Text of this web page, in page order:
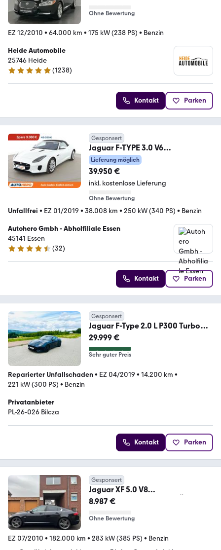
Ohne Bewertung
EZ 12/2010 • 64.000 km • 175 kW (238 PS) • Benzin
Heide Automobile
25746 Heide
4.9 Sterne
(1238)
Kontakt Parken
Gesponsert
Jaguar F-TYPE 3.0 V6
Aut.*NAVI*XENON*CAM*PDC*SH
Z*
Lieferung möglich
39.950 €
inkl. kostenlose Lieferung
Ohne Bewertung
Unfallfrei • EZ 01/2019 • 38.008 km • 250 kW (340 PS) • Benzin
Autohero Gmbh - Abholfiliale Essen
45141 Essen
4.7 Sterne
(32)
Kontakt Parken
Gesponsert
Jaguar F-Type 2.0 L P300 Turbo
Chequered Flag Autom...
29.999 €
Sehr guter Preis
Reparierter Unfallschaden• EZ 04/2019 • 14.200 km •
221 kW (300 PS) • Benzin
Privatanbieter
PL-26-026 Bilcza
Kontakt Parken
Gesponsert
Jaguar XF 5.0 V8
Portfolio/3Jh.Garantie+TÜV+Insp
8.987 €
Ohne Bewertung
EZ 07/2010 • 182.000 km • 283 kW (385 PS) • Benzin